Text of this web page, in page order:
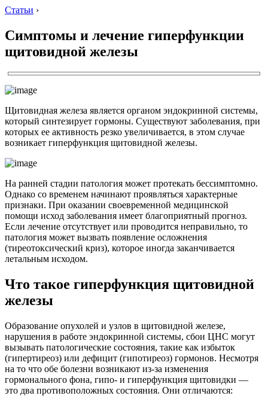
Статьи ›
Симптомы и лечение гиперфункции
щитовидной железы
Щитовидная железа является органом эндокринной системы,
который синтезирует гормоны. Существуют заболевания, при
которых ее активность резко увеличивается, в этом случае
возникает гиперфункция щитовидной железы.
На ранней стадии патология может протекать бессимптомно.
Однако со временем начинают проявляться характерные
признаки. При оказании своевременной медицинской
помощи исход заболевания имеет благоприятный прогноз.
Если лечение отсутствует или проводится неправильно, то
патология может вызвать появление осложнения
(тиреотоксический криз), которое иногда заканчивается
летальным исходом.
Что такое гиперфункция щитовидной
железы
Образование опухолей и узлов в щитовидной железе,
нарушения в работе эндокринной системы, сбои ЦНС могут
вызывать патологические состояния, такие как избыток
(гипертиреоз) или дефицит (гипотиреоз) гормонов. Несмотря
на то что обе болезни возникают из-за изменения
гормонального фона, гипо- и гиперфункция щитовидки —
это два противоположных состояния. Они отличаются: